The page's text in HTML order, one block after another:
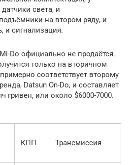
света, и
на втором ряду, и
и сигнализация.
Do официально не продаётся.
только на вторичном
соответствует второму
Datsun On-Do, и составляет
гривен, или около $6000-7000.
КПП Трансмиссия